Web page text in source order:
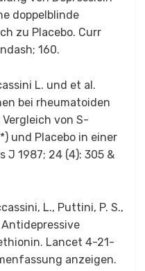
doppelblinde
zu Placebo. Curr
160.
L. und et al.
bei rheumatoiden
von S-
und Placebo in einer
J 1987; 24 (4): 305 &
L., Puttini, P. S.,
Antidepressive
Lancet 4-21-
anzeigen.